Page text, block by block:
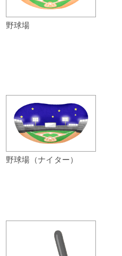
野球場
野球場（ナイター）